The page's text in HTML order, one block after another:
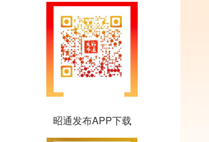
昭通发布APP下载